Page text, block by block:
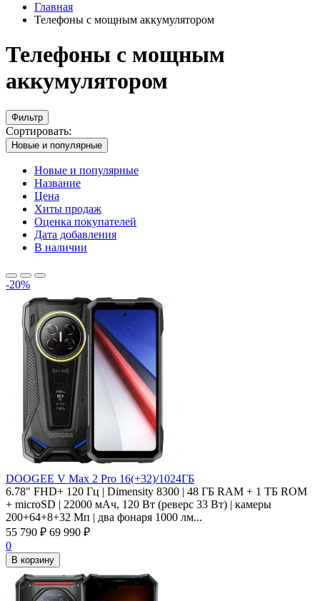
Главная
Телефоны с мощным аккумулятором
Телефоны с мощным
аккумулятором
Фильтр
Сортировать:
Новые и популярные
Новые и популярные
Название
Цена
Хиты продаж
Оценка покупателей
Дата добавления
В наличии
-20%
DOOGEE V Max 2 Pro 16(+32)/1024ГБ
6.78" FHD+ 120 Гц | Dimensity 8300 | 48 ГБ RAM + 1 ТБ ROM
+ microSD | 22000 мАч, 120 Вт (реверс 33 Вт) | камеры
200+64+8+32 Мп | два фонаря 1000 лм...
55 790 ₽ 69 990 ₽
0
В корзину